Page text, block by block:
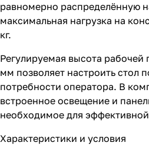
равномерно распределённую
максимальная нагрузка на
кг.
Регулируемая высота рабочей
мм позволяет настроить стол
потребности оператора. В
встроенное освещение и
необходимое для
Характеристики и условия